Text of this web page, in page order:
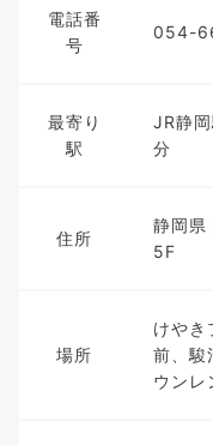
電話番
号
054-
最寄り
駅
JR静
分
住所
静岡県
5F
場所
けやき
前、駿
ウンレ